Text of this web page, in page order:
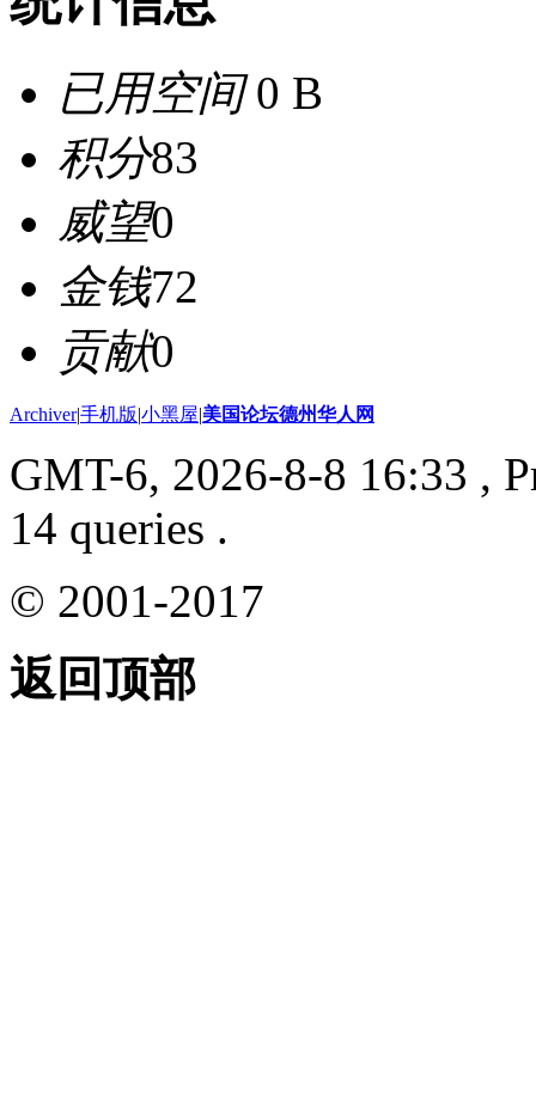
已用空间0 B
积分83
威望0
金钱72
贡献0
Archiver|手机版|小黑屋|美国论坛德州华人网
GMT-6, 2026-8-8 16:33 ,
14 queries .
© 2001-2017
返回顶部